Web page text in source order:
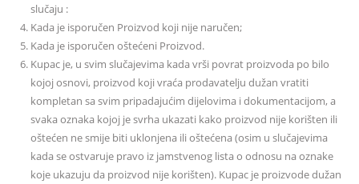
slučaju :
Kada je isporučen Proizvod koji nije naručen;
Kada je isporučen oštećeni Proizvod.
Kupac je, u svim slučajevima kada vrši povrat proizvoda po bilo
kojoj osnovi, proizvod koji vraća prodavatelju dužan vratiti
kompletan sa svim pripadajućim dijelovima i dokumentacijom, a
svaka oznaka kojoj je svrha ukazati kako proizvod nije korišten ili
oštećen ne smije biti uklonjena ili oštećena (osim u slučajevima
kada se ostvaruje pravo iz jamstvenog lista o odnosu na oznake
koje ukazuju da proizvod nije korišten). Kupac je proizvode dužan